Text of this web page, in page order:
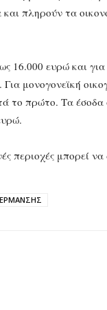
πληρούν τα
16.000 ευρώ και
μονογονεϊκή
το πρώτο. Τα έσοδα
περιοχές μπορεί